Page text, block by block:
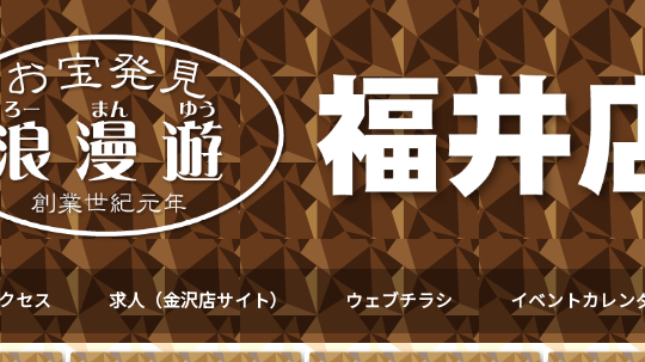
セス 求人（金沢店サイト） ウェブチラシ イベントカレン